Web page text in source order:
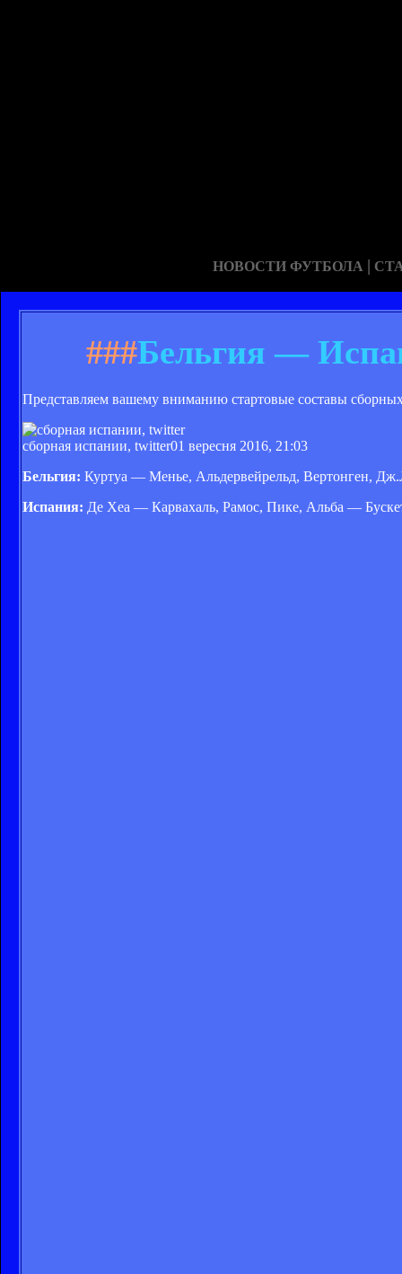
НОВОСТИ ФУТБОЛА |
###Бельгия —
Представляем вашему вниманию стартовые составы
сборная испании, twitter01 вересня 2016, 21:03
Бельгия: Куртуа — Менье, Альдервейрельд, Вертонген,
Испания: Де Хеа — Карвахаль, Рамос, Пике, Альба —